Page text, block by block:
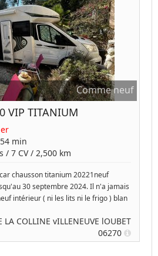
Comme neuf
VIP TITANIUM
min
/ 7 CV / 2,500 km
chausson titanium 20221neuf
30 septembre 2024. Il n'a jamais
intérieur ( ni les lits ni le frigo ) blan
LA COLLINE vILLENEUVE lOUBET
06270